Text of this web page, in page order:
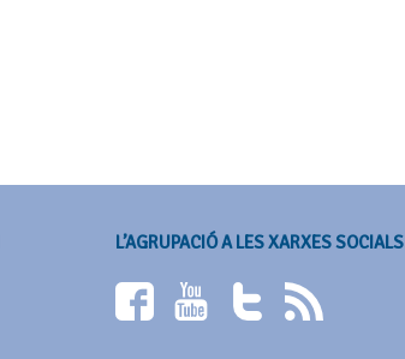
L’AGRUPACIÓ A LES XARXES SOCIALS